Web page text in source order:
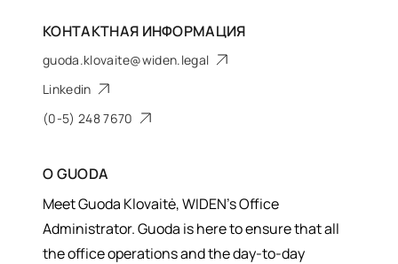
КОНТАКТНАЯ ИНФОРМАЦИЯ
guoda.klovaite@widen.legal
Linkedin
(0-5) 248 7670
ОGUODA
Meet Guoda Klovaitė, WIDEN’s Office
Administrator. Guoda is here to ensure that all
the office operations and the day-to-day